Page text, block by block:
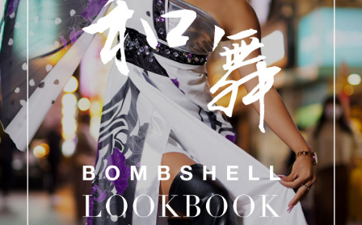
CONTENTS
衣装
PICKUP
ストリート
新作